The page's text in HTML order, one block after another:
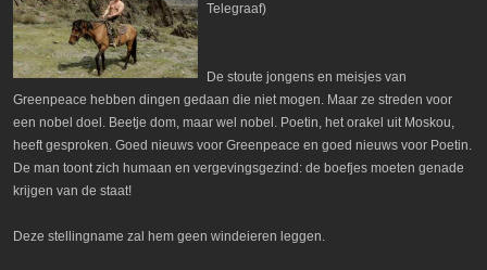
Telegraaf)
De stoute jongens en meisjes van
Greenpeace hebben dingen gedaan die niet mogen. Maar ze streden voor
een nobel doel. Beetje dom, maar wel nobel. Poetin, het orakel uit Moskou,
heeft gesproken. Goed nieuws voor Greenpeace en goed nieuws voor Poetin.
De man toont zich humaan en vergevingsgezind: de boefjes moeten genade
krijgen van de staat!
Deze stellingname zal hem geen windeieren leggen.